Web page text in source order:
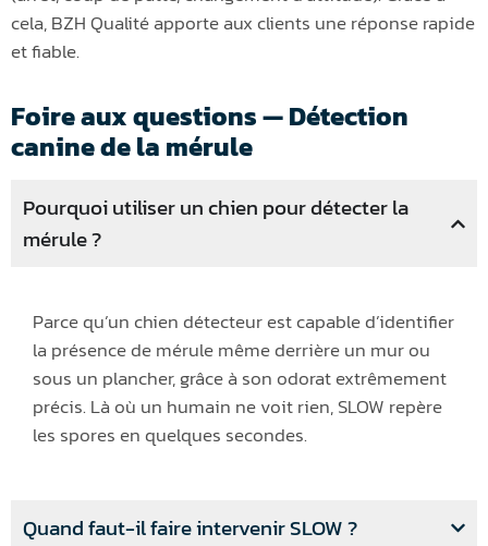
cela, BZH Qualité apporte aux clients une réponse rapide
et fiable.
Foire aux questions — Détection
canine de la mérule
Pourquoi utiliser un chien pour détecter la
mérule ?
Parce qu’un chien détecteur est capable d’identifier
la présence de mérule même derrière un mur ou
sous un plancher, grâce à son odorat extrêmement
précis. Là où un humain ne voit rien, SLOW repère
les spores en quelques secondes.
Quand faut-il faire intervenir SLOW ?